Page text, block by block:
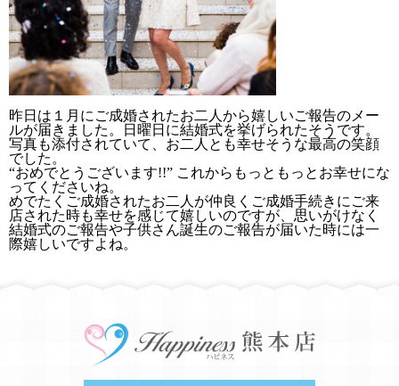
昨日は１月にご成婚されたお二人から嬉しいご報告のメー
ルが届きました。日曜日に結婚式を挙げられたそうです。
写真も添付されていて、お二人とも幸せそうな最高の笑顔
でした。
“おめでとうございます!!” これからもっともっとお幸せにな
ってくださいね。
めでたくご成婚されたお二人が仲良くご成婚手続きにご来
店された時も幸せを感じて嬉しいのですが、思いがけなく
結婚式のご報告や子供さん誕生のご報告が届いた時には一
際嬉しいですよね。